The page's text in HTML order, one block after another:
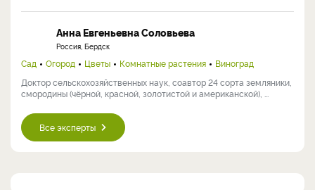
Анна Евгеньевна Соловьева
Россия, Бердск
Сад Огород Цветы Комнатные растения
Виноград
Доктор сельскохозяйственных наук, соавтор 24 сорта земляники,
смородины (чёрной, красной, золотистой и американской), ...
Все эксперты